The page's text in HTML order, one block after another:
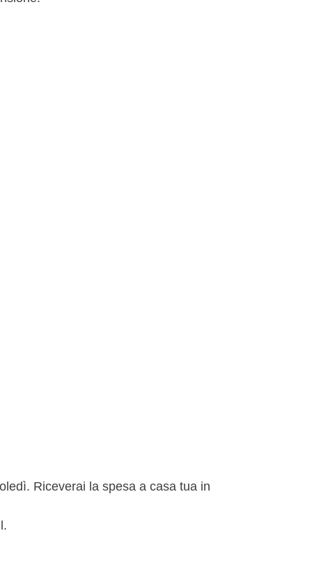
Riceverai la spesa a casa tua in